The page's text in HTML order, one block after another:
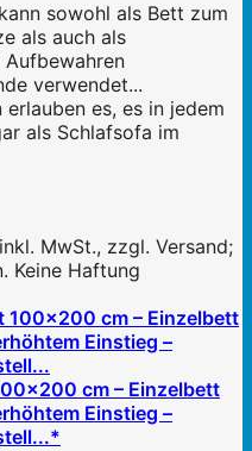
sowohl als Bett zum
als auch als
verwendet...
erlauben es, es in jedem
als Schlafsofa im
MwSt., zzgl. Versand;
Keine Haftung
cm – Einzelbett
Einstieg –